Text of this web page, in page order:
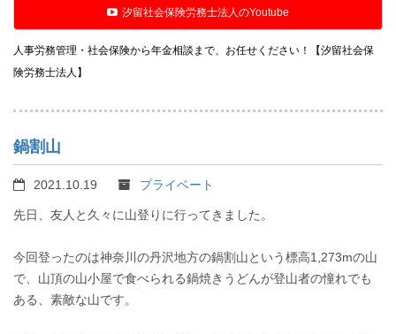
汐留社会保険労務士法人のYoutube
人事労務管理・社会保険から年金相談まで、お任せください！【汐留社会保
険労務士法人】
鍋割山
2021.10.19 プライベート
先日、友人と久々に山登りに行ってきました。
今回登ったのは神奈川の丹沢地方の鍋割山という標高1,273mの山
で、山頂の山小屋で食べられる鍋焼きうどんが登山者の憧れでも
ある、素敵な山です。